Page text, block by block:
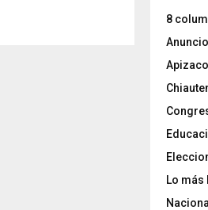
8
Apizaco
Lo más
Nacional